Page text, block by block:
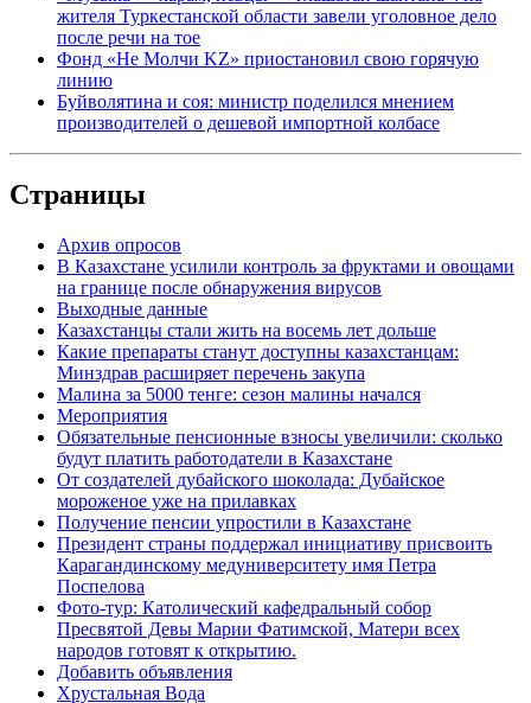
жителя Туркестанской области завели уголовное дело
после речи на тое
Фонд «Не Молчи KZ» приостановил свою горячую
линию
Буйволятина и соя: министр поделился мнением
производителей о дешевой импортной колбасе
Страницы
Архив опросов
В Казахстане усилили контроль за фруктами и овощами
на границе после обнаружения вирусов
Выходные данные
Казахстанцы стали жить на восемь лет дольше
Какие препараты станут доступны казахстанцам:
Минздрав расширяет перечень закупа
Малина за 5000 тенге: сезон малины начался
Мероприятия
Обязательные пенсионные взносы увеличили: сколько
будут платить работодатели в Казахстане
От создателей дубайского шоколада: Дубайское
мороженое уже на прилавках
Получение пенсии упростили в Казахстане
Президент страны поддержал инициативу присвоить
Карагандинскому медуниверситету имя Петра
Поспелова
Фото-тур: Католический кафедральный собор
Пресвятой Девы Марии Фатимской, Матери всех
народов готовят к открытию.
Добавить объявления
Хрустальная Вода